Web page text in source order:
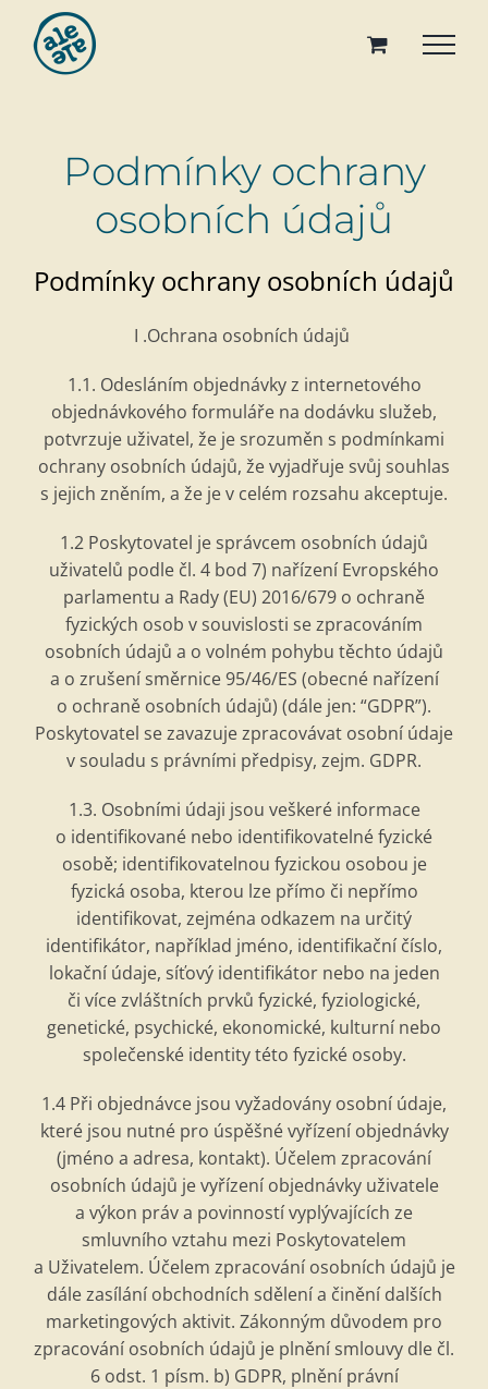
Přeskočit
obsah
Podmínky ochrany
osobních údajů
Podmínky ochrany osobních údajů
I .Ochrana osobních údajů
1.1. Odesláním objednávky z internetového
objednávkového formuláře na dodávku služeb,
potvrzuje uživatel, že je srozuměn s podmínkami
ochrany osobních údajů, že vyjadřuje svůj souhlas
s jejich zněním, a že je v celém rozsahu akceptuje.
1.2 Poskytovatel je správcem osobních údajů
uživatelů podle čl. 4 bod 7) nařízení Evropského
parlamentu a Rady (EU) 2016/679 o ochraně
fyzických osob v souvislosti se zpracováním
osobních údajů a o volném pohybu těchto údajů
a o zrušení směrnice 95/46/ES (obecné nařízení
o ochraně osobních údajů) (dále jen: “GDPR”).
Poskytovatel se zavazuje zpracovávat osobní údaje
v souladu s právními předpisy, zejm. GDPR.
1.3. Osobními údaji jsou veškeré informace
o identifikované nebo identifikovatelnéfyzické
osobě; identifikovatelnou fyzickou osobou je
fyzická osoba, kterou lze přímo či nepřímo
identifikovat, zejména odkazem na určitý
identifikátor, například jméno, identifikační číslo,
lokační údaje, síťový identifikátor nebo na jeden
či více zvláštních prvků fyzické, fyziologické,
genetické, psychické, ekonomické, kulturní nebo
společenské identity této fyzické osoby.
1.4 Při objednávce jsou vyžadovány osobní údaje,
které jsou nutné pro úspěšnévyřízení objednávky
(jméno a adresa, kontakt). Účelem zpracování
osobních údajů je vyřízení objednávky uživatele
a výkon práv a povinností vyplývajících ze
smluvního vztahu mezi Poskytovatelem
a Uživatelem. Účelem zpracování osobních údajů je
dále zasílání obchodních sdělení a činění dalších
marketingových aktivit. Zákonným důvodem pro
zpracování osobních údajů je plnění smlouvy dle čl.
6 odst. 1 písm. b) GDPR, plnění právní